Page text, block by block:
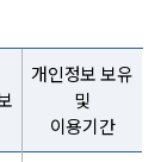
개인정보 보유
및
이용기간